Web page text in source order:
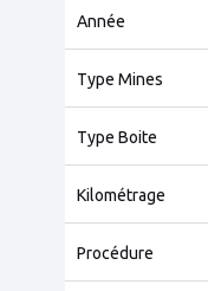
Année
Type Mines
Type Boite
Kilométrage
Procédure